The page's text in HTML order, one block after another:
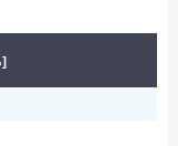
]